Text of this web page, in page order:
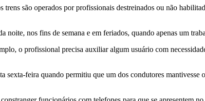
são operados por profissionais destreinados ou não
nos fins de semana e em feriados, quando apenas um
o profissional precisa auxiliar algum usuário com
feira quando permitiu que um dos condutores mantivesse